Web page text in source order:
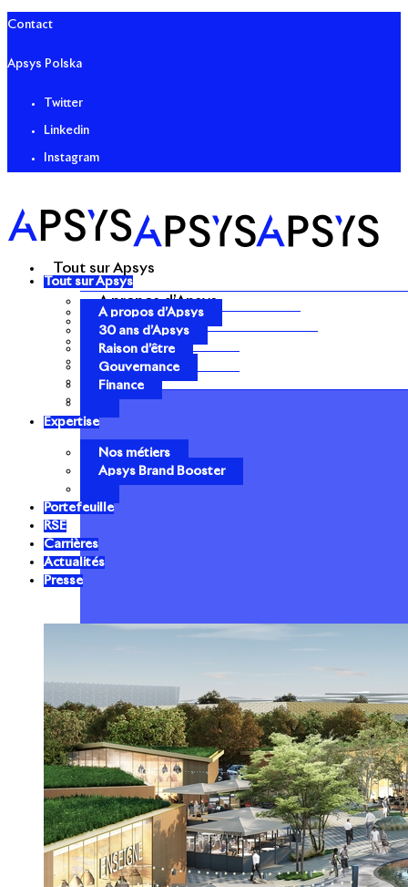
Contact
Apsys Polska
Twitter
Linkedin
Instagram
Tout sur Apsys
A propos d’Apsys
30 ans d’Apsys
Raison d’être
Gouvernance
Finance
Tout sur Apsys
A propos d’Apsys
30 ans d’Apsys
Raison d’être
Gouvernance
Finance
Expertise
Nos métiers
Apsys Brand Booster
Portefeuille
RSE
Carrières
Actualités
Presse